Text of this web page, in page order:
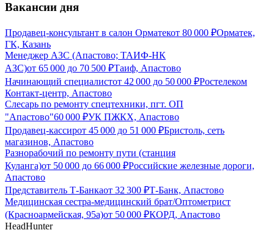
Вакансии дня
Продавец-консультант в салон Орматекот 80 000 ₽Орматек,
ГК, Казань
Менеджер АЗС (Апастово; ТАИФ-НК
АЗС)от 65 000 до 70 500 ₽Таиф, Апастово
Начинающий специалистот 42 000 до 50 000 ₽Ростелеком
Контакт-центр, Апастово
Слесарь по ремонту спецтехники, пгт. ОП
"Апастово"60 000 ₽УК ПЖКХ, Апастово
Продавец-кассирот 45 000 до 51 000 ₽Бристоль, сеть
магазинов, Апастово
Разнорабочий по ремонту пути (станция
Куланга)от 50 000 до 66 000 ₽Российские железные дороги,
Апастово
Представитель Т-Банкаот 32 300 ₽Т-Банк, Апастово
Медицинская сестра-медицинский брат/Оптометрист
(Красноармейская, 95а)от 50 000 ₽КОРД, Апастово
HeadHunter